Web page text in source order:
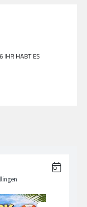
HABT ES